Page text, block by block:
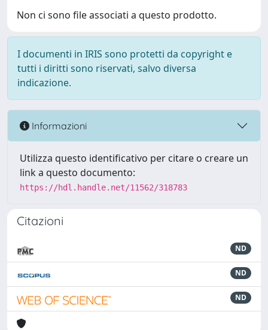
Non ci sono file associati a questo prodotto.
I documenti in IRIS sono protetti da copyright e
tutti i diritti sono riservati, salvo diversa
indicazione.
Informazioni
Utilizza questo identificativo per citare o creare un
link a questo documento:
https://hdl.handle.net/11562/318783
Citazioni
ND
ND
ND